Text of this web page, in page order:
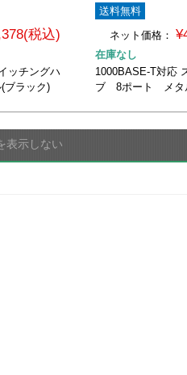
税込)
ッチングハ
ラック)
送料無料
ネット価格：
在庫なし
1000BASE-T対応
ブ 8ポート メタ
表示しない